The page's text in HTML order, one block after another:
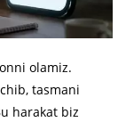
olamiz.
tasmani
harakat biz